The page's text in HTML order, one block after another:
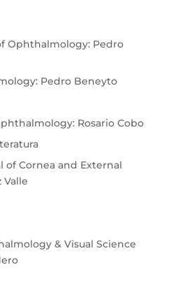
Ophthalmology: Pedro
Pedro Beneyto
Rosario Cobo
of Cornea and External
Valle
& Visual Science